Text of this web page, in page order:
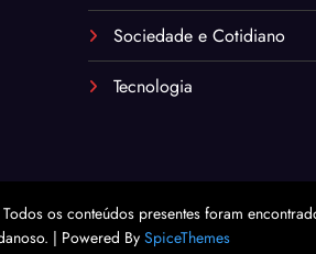
Sociedade e Cotidiano
Tecnologia
os conteúdos presentes foram
| Powered BySpiceThemes